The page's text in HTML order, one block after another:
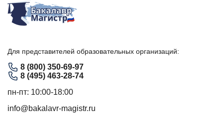
Для представителей образовательных организаций:
8 (800) 350-69-97
8 (495) 463-28-74
пн-пт: 10:00-18:00
info@bakalavr-magistr.ru